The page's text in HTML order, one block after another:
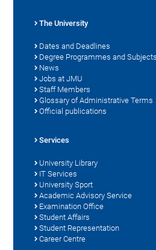
The University
Dates and Deadlines
Degree Programmes and Subjects
News
Jobs at JMU
Staff Members
Glossary of Administrative Terms
Official publications
Services
University Library
IT Services
University Sport
Academic Advisory Service
Examination Office
Student Affairs
Student Representation
Career Centre